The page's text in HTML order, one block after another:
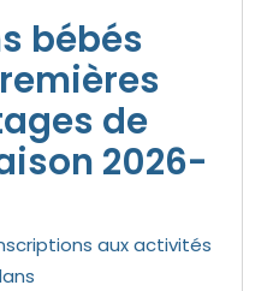
bébés
de
2026-
aux activités